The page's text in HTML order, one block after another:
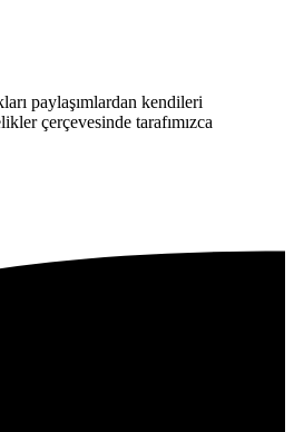
paylaşımlardan kendileri
çerçevesinde tarafımızca